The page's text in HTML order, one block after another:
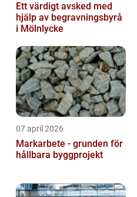
Ett värdigt avsked med
hjälp av begravningsbyrå
i Mölnlycke
07 april 2026
Markarbete - grunden för
hållbara byggprojekt